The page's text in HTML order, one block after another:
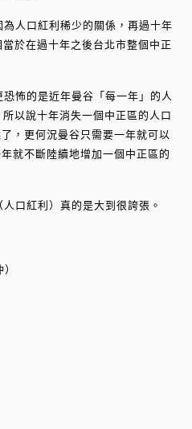
人口紅利稀少的關係，再過十年
於在過十年之後台北市整個中正
怖的是近年曼谷「每一年」的人
以說十年消失一個中正區的人口
，更何況曼谷只需要一年就可以
就不斷陸續地增加一個中正區的
口紅利）真的是大到很誇張。